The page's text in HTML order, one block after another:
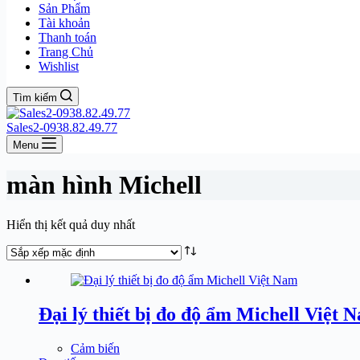
Sản Phẩm
Tài khoản
Thanh toán
Trang Chủ
Wishlist
Tìm kiếm
Sales2-0938.82.49.77
Menu
màn hình Michell
Hiển thị kết quả duy nhất
Đại lý thiết bị đo độ ẩm Michell Việt
Cảm biến